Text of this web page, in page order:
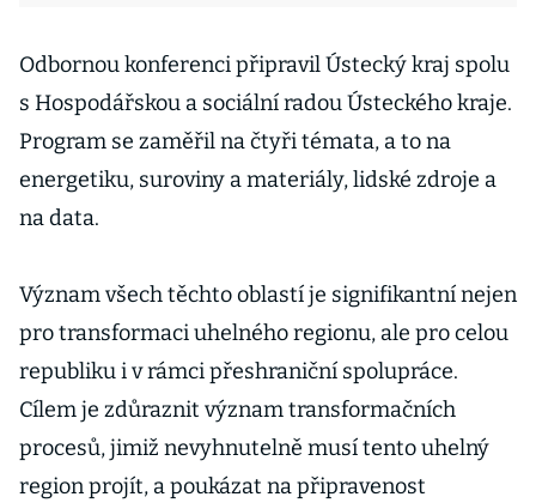
Odbornou konferenci připravil Ústecký kraj spolu
s Hospodářskou a sociální radou Ústeckého kraje.
Program se zaměřil na čtyři témata, a to na
energetiku, suroviny a materiály, lidské zdroje a
na data.
Význam všech těchto oblastí je signifikantní nejen
pro transformaci uhelného regionu, ale pro celou
republiku i v rámci přeshraniční spolupráce.
Cílem je zdůraznit význam transformačních
procesů, jimiž nevyhnutelně musí tento uhelný
region projít, a poukázat na připravenost